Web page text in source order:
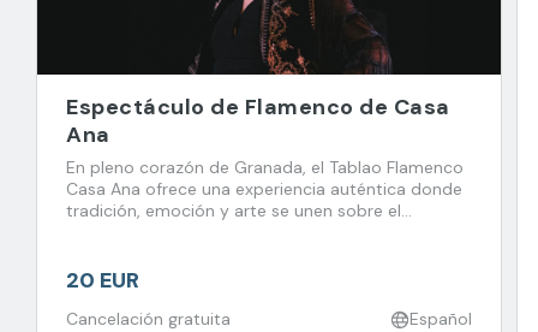
Espectáculo de Flamenco de Casa
Ana
En pleno corazón de Granada, el Tablao Flamenco
Casa Ana ofrece una experiencia auténtica donde
tradición, emoción y arte se unen sobre el
20 EUR
Cancelación gratuita Español